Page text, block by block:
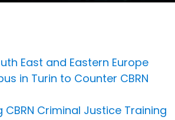
East and Eastern Europe
in Turin to Counter CBRN
Criminal Justice Training